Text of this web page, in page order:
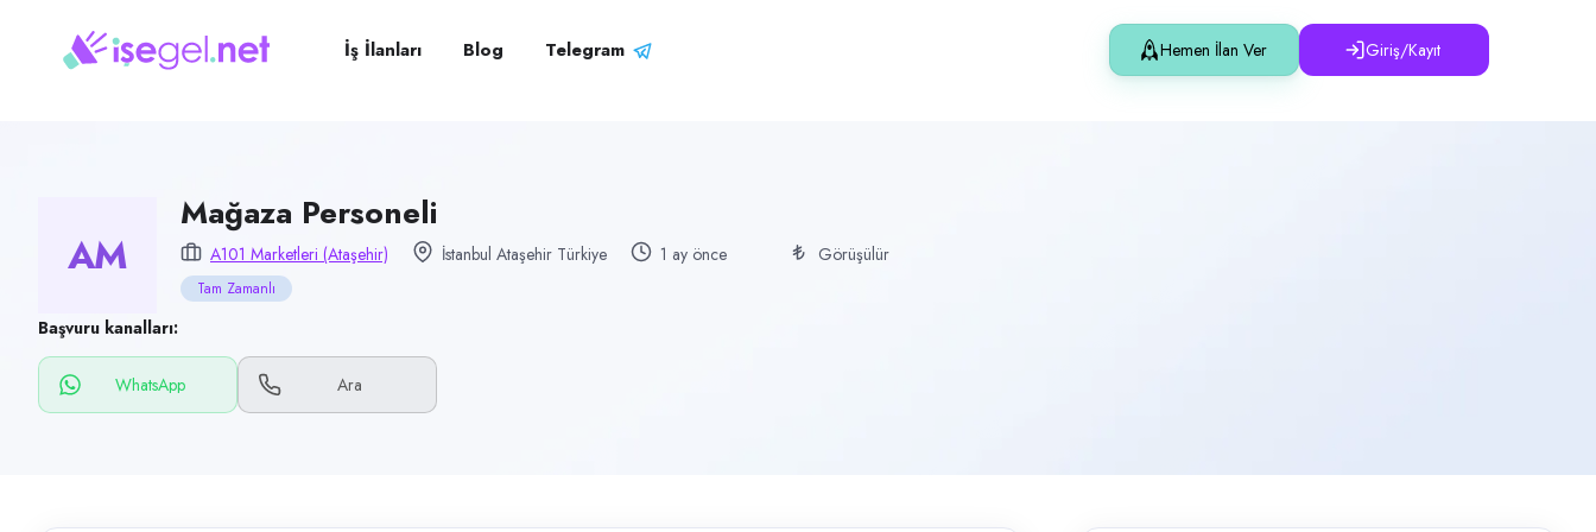
Mağaza Personeli
Perakende & Mağazacılık
Ataşehir, İstanbul
Çalışma şekli
Tam Zamanlı · Ofis
Yayın tarihi
İş İlanları Blog Telegram Hemen İlan Ver Giriş/Kayıt
AM
Mağaza Personeli
A101 Marketleri (Ataşehir) İstanbul Ataşehir Türkiye 1 ay önce Görüşülür
Tam Zamanlı
Başvuru kanalları:
WhatsApp Ara